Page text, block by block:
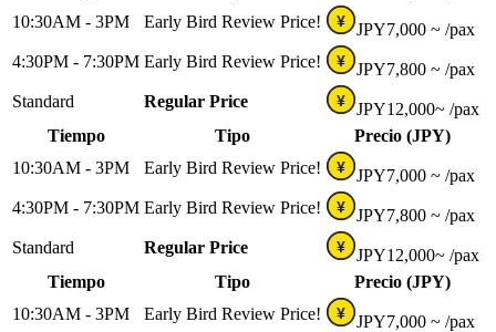
10:30AM - 3PM
Early Bird Review Price! ¥ JPY7,000 ~ /pax
4:30PM - 7:30PM Early Bird Review Price! ¥ JPY7,800 ~ /pax
Standard
Regular Price ¥ JPY12,000~ /pax
Tiempo
Tipo
Precio (JPY)
10:30AM - 3PM
Early Bird Review Price! ¥ JPY7,000 ~ /pax
4:30PM - 7:30PM Early Bird Review Price! ¥ JPY7,800 ~ /pax
Standard
Regular Price ¥ JPY12,000~ /pax
Tiempo
Tipo
Precio (JPY)
10:30AM - 3PM
Early Bird Review Price! ¥ JPY7,000 ~ /pax